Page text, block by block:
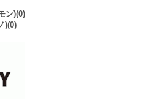
ン)(0)
)(0)